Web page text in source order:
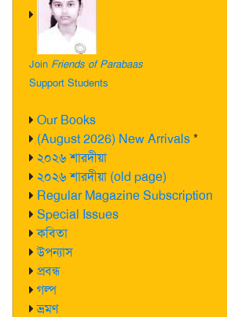
Join Friends of Parabaas
Support Students
Our Books
(August 2026) New Arrivals*
২০২৬ শারদীয়া
২০২৬ শারদীয়া (old page)
Regular Magazine Subscription
Special Issues
কবিতা
উপন্যাস
প্রবন্ধ
গল্প
ভ্রমণ